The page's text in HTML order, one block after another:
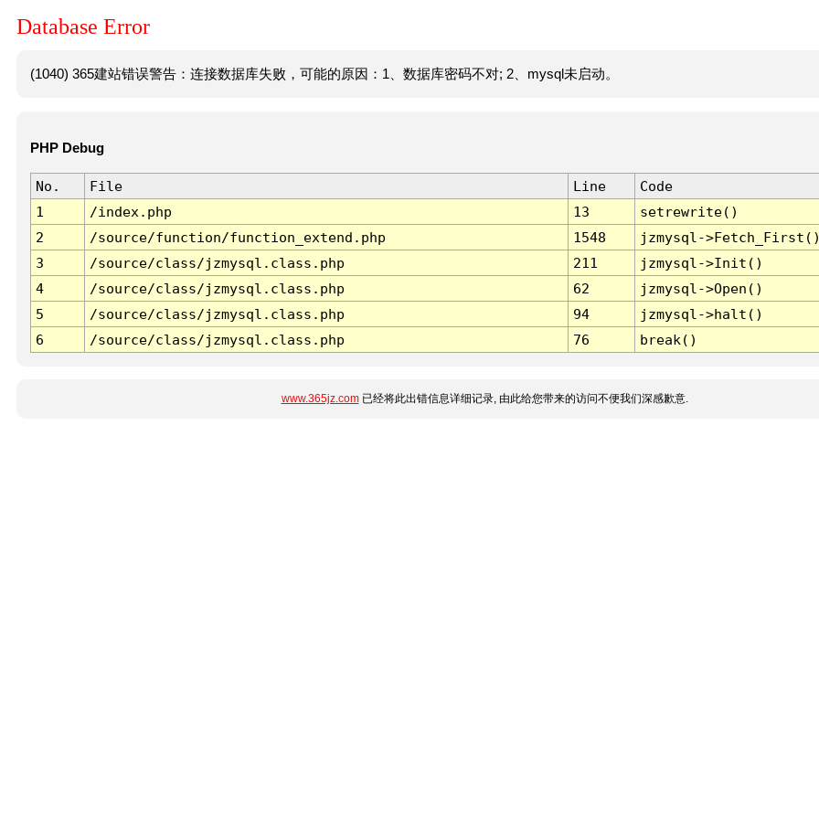
Database Error
(1040) 365建站错误警告：连接数据库失败，可能的原因：1、数据库密码不对; 2、mysql未启动。
PHP Debug
No. File Line
Code
1
/index.php 13
setrewrite()
2
/source/function/function_extend.php 1548
jzmysql-
3
/source/class/jzmysql.class.php 211
jzmysql->Init()
4
/source/class/jzmysql.class.php 62
jzmysql->Open()
5
/source/class/jzmysql.class.php 94
jzmysql->halt()
6
/source/class/jzmysql.class.php 76 break()
www.365jz.com已经将此出错信息详细记录, 由此给您带来的访问不便我们深感歉意.